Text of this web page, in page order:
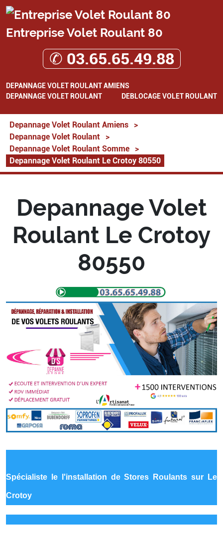
Entreprise Volet Roulant 80
✆ 03.65.65.49.88
DEPANNAGE VOLET ROULANT AMIENS
DEPANNAGE VOLET ROULANT
DEBLOCAGE VOLET ROULANT
Depannage Volet Roulant Amiens
>
Depannage Volet Roulant
>
Depannage Volet Roulant Somme
>
Depannage Volet Roulant Le Crotoy 80550
Depannage Volet
Roulant Le Crotoy
80550
Spécialiste le l'installation de Stores Roulants sur Le
Crotoy